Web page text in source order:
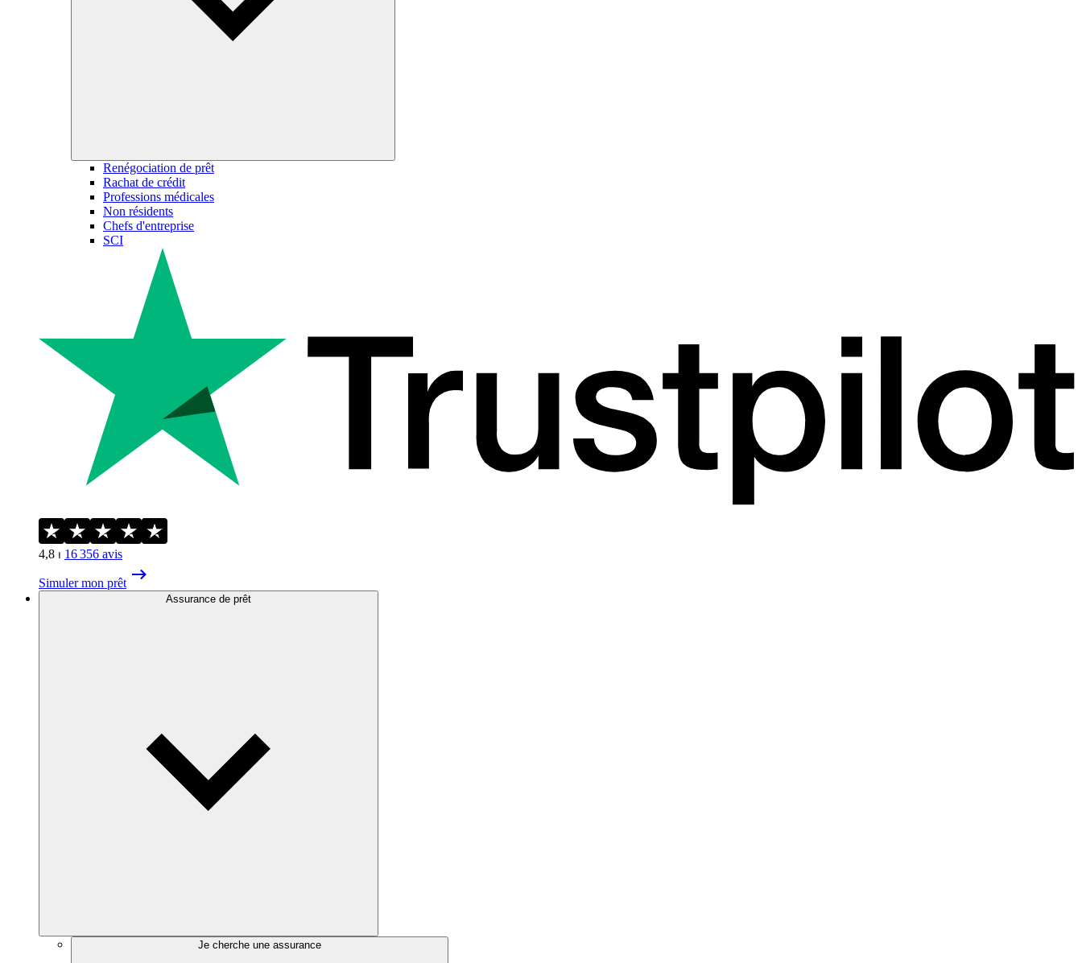
Renégociation de prêt
Rachat de crédit
Professions médicales
Non résidents
Chefs d'entreprise
SCI
4,8 ⏐ 16 356 avis
Simuler mon prêt
Assurance de prêt
Je cherche une assurance